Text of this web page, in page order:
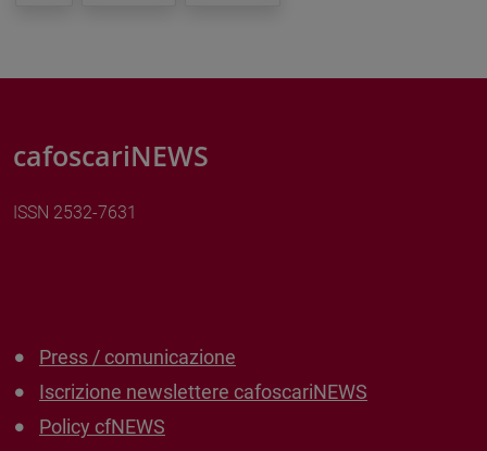
cafoscariNEWS
ISSN 2532-7631
Press / comunicazione
Iscrizione newslettere cafoscariNEWS
Policy cfNEWS